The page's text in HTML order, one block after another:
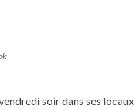
soir dans ses